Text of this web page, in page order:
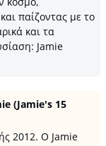
παίζοντας με το
και τα
Jamie
(Jamie's 15
2012. Ο Jamie